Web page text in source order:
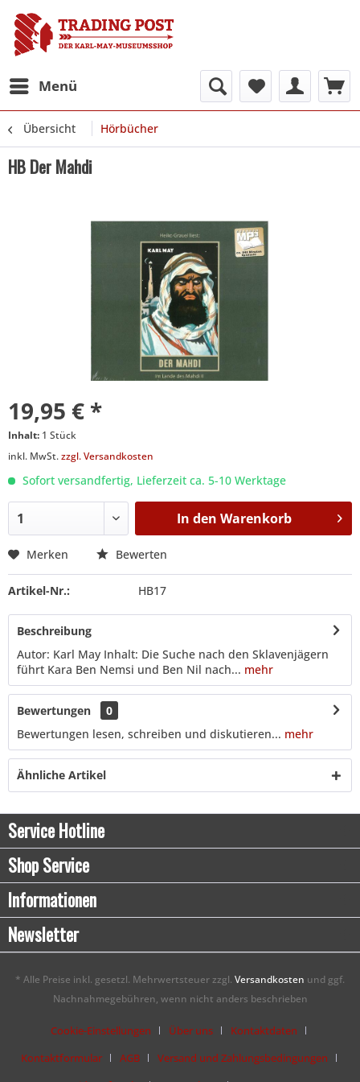
Menü
Übersicht Hörbücher
HB Der Mahdi
19,95 € *
Inhalt: 1 Stück
inkl. MwSt.zzgl. Versandkosten
Sofort versandfertig, Lieferzeit ca. 5-10 Werktage
In den Warenkorb
Merken Bewerten
Artikel-Nr.: HB17
Beschreibung
Autor: Karl May Inhalt: Die Suche nach den Sklavenjägern
führt Kara Ben Nemsi und Ben Nil nach... mehr
Bewertungen
0
Bewertungen lesen, schreiben und diskutieren... mehr
Ähnliche Artikel
Service Hotline
Shop Service
Informationen
Newsletter
* Alle Preise inkl. gesetzl. Mehrwertsteuer zzgl. Versandkosten und ggf.
Nachnahmegebühren, wenn nicht anders beschrieben
Cookie-Einstellungen Über uns
Kontaktdaten
Kontaktformular
AGB
Versand und Zahlungsbedingungen